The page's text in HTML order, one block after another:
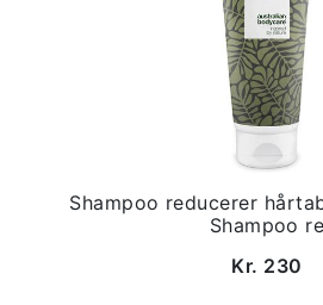
Shampoo reducerer
Shampoo re
Kr. 230